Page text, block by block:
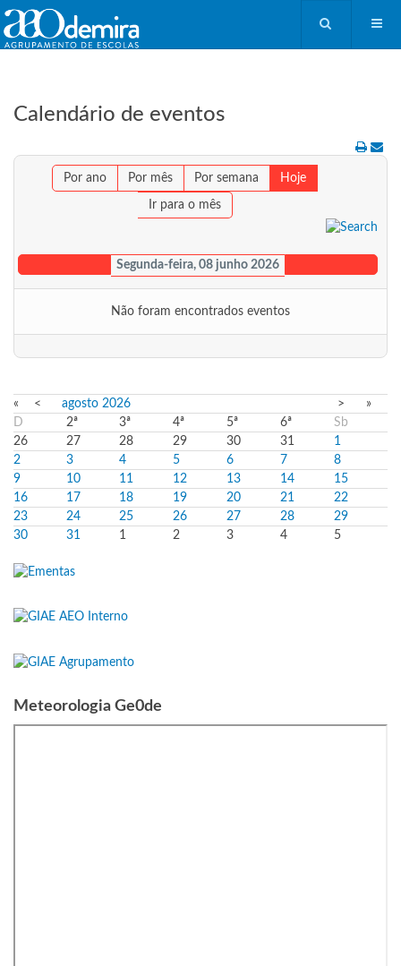
Calendário de eventos
Por ano Por mês Por semana Hoje
Ir para o mês
Segunda-feira, 08 junho 2026
Não foram encontrados eventos
« < agosto 2026 >
»
D
2ª 3ª 4ª 5ª 6ª
Sb
26
27 28 29 30 31
1
2
3 4 5 6 7
8
9
10 11 12 13 14
15
16
17 18 19 20 21
22
23
24 25 26 27 28
29
30
31 1 2 3 4 5
Meteorologia Ge0de